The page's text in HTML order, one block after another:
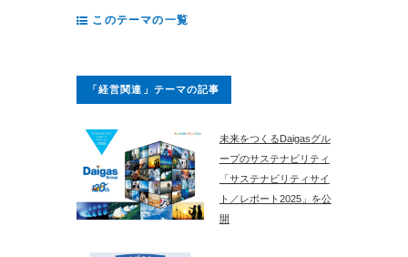
このテーマの一覧
「経営関連」テーマの記事
未来をつくるDaigasグル
ープのサステナビリティ
「サステナビリティサイ
ト／レポート2025」を公
開